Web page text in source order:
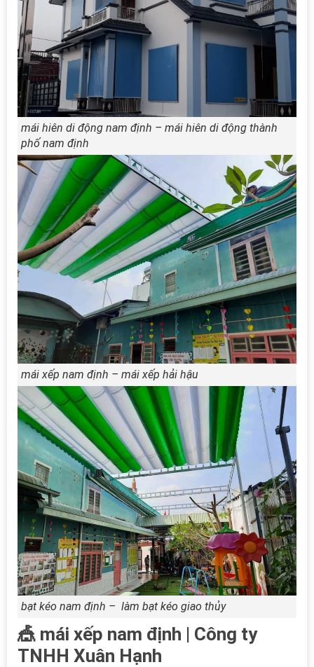
mái hiên di động nam định – mái hiên di động thành
phố nam định
mái xếp nam định – mái xếp hải hậu
bạt kéo nam định – làm bạt kéo giao thủy
🎪 mái xếp nam định | Công ty
TNHH Xuân Hạnh